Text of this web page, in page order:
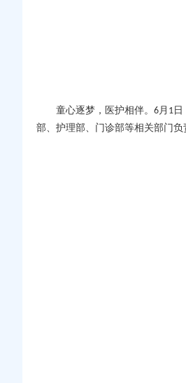
童心逐梦，医护相伴。 6月 1
部、 护理部、门诊部等相关部门负